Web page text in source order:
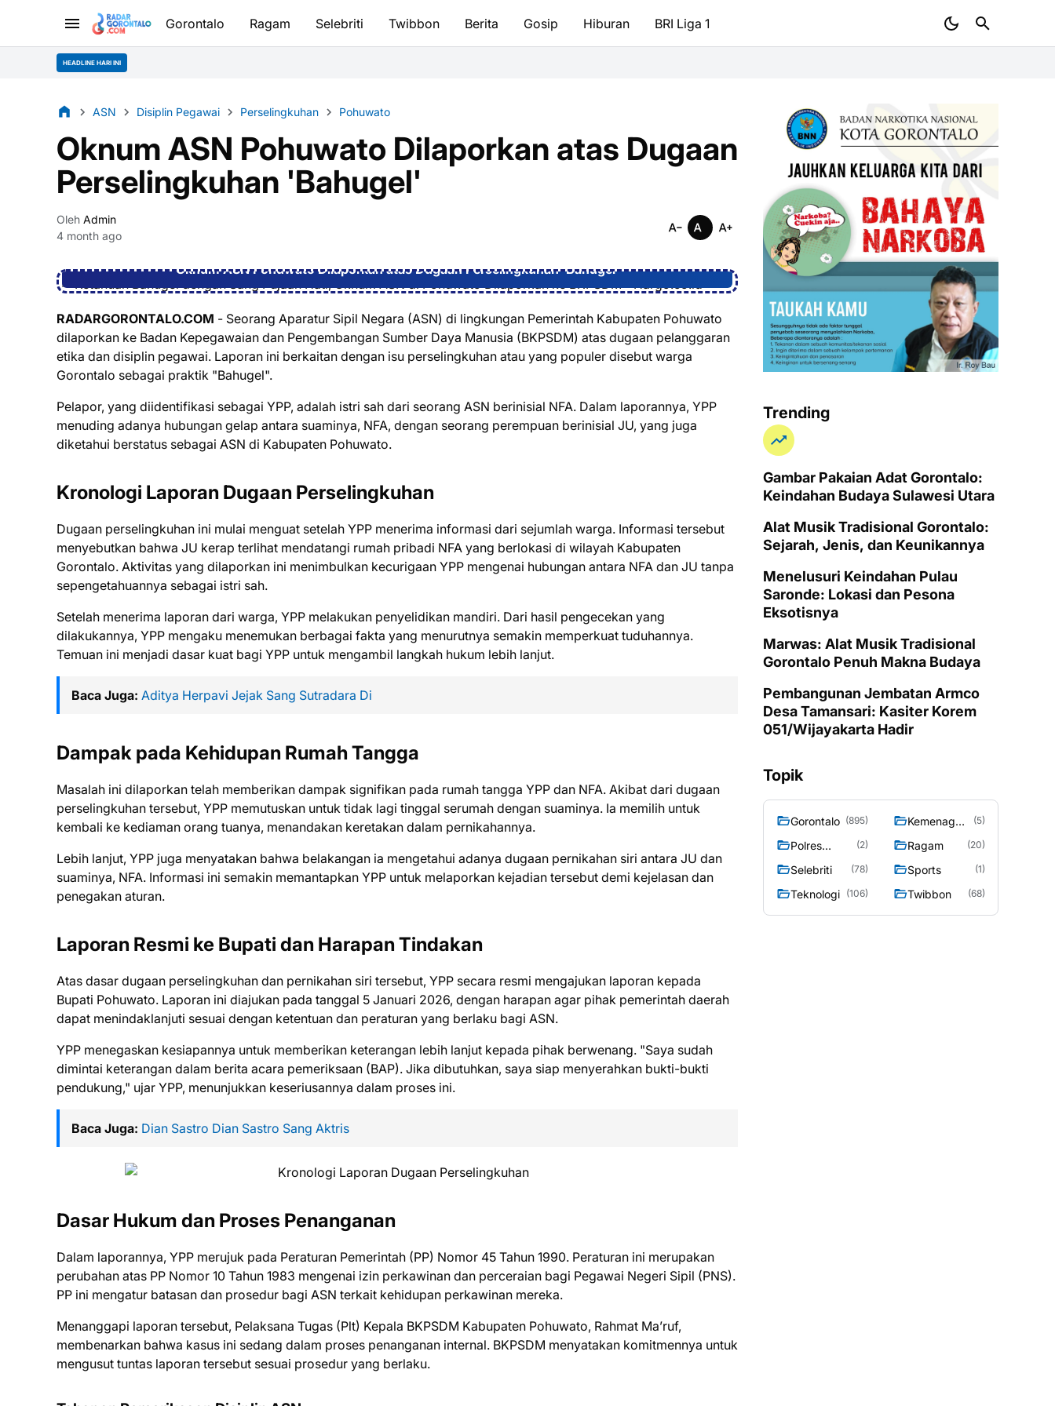
Gorontalo Ragam Selebriti Twibbon Berita Gosip Hiburan BRI Liga 1
HEADLINE HARI INI
ASN Disiplin Pegawai Perselingkuhan Pohuwato
Oknum ASN Pohuwato Dilaporkan atas Dugaan
Perselingkuhan 'Bahugel'
Oleh Admin
4 month ago
Oknum ASN Pohuwato Dilaporkan atas Dugaan Perselingkuhan 'Bahugel'
RADARGORONTALO.COM - Seorang Aparatur Sipil Negara (ASN) di lingkungan Pemerintah Kabupaten Pohuwato
dilaporkan ke Badan Kepegawaian dan Pengembangan Sumber Daya Manusia (BKPSDM) atas dugaan pelanggaran
etika dan disiplin pegawai. Laporan ini berkaitan dengan isu perselingkuhan atau yang populer disebut warga
Gorontalo sebagai praktik "Bahugel".
Pelapor, yang diidentifikasi sebagai YPP, adalah istri sah dari seorang ASN berinisial NFA. Dalam laporannya, YPP
menuding adanya hubungan gelap antara suaminya, NFA, dengan seorang perempuan berinisial JU, yang juga
diketahui berstatus sebagai ASN di Kabupaten Pohuwato.
Kronologi Laporan Dugaan Perselingkuhan
Dugaan perselingkuhan ini mulai menguat setelah YPP menerima informasi dari sejumlah warga. Informasi tersebut
menyebutkan bahwa JU kerap terlihat mendatangi rumah pribadi NFA yang berlokasi di wilayah Kabupaten
Gorontalo. Aktivitas yang dilaporkan ini menimbulkan kecurigaan YPP mengenai hubungan antara NFA dan JU tanpa
sepengetahuannya sebagai istri sah.
Setelah menerima laporan dari warga, YPP melakukan penyelidikan mandiri. Dari hasil pengecekan yang
dilakukannya, YPP mengaku menemukan berbagai fakta yang menurutnya semakin memperkuat tuduhannya.
Temuan ini menjadi dasar kuat bagi YPP untuk mengambil langkah hukum lebih lanjut.
Baca Juga: Aditya Herpavi Jejak Sang Sutradara Di
Dampak pada Kehidupan Rumah Tangga
Masalah ini dilaporkan telah memberikan dampak signifikan pada rumah tangga YPP dan NFA. Akibat dari dugaan
perselingkuhan tersebut, YPP memutuskan untuk tidak lagi tinggal serumah dengan suaminya. Ia memilih untuk
kembali ke kediaman orang tuanya, menandakan keretakan dalam pernikahannya.
Lebih lanjut, YPP juga menyatakan bahwa belakangan ia mengetahui adanya dugaan pernikahan siri antara JU dan
suaminya, NFA. Informasi ini semakin memantapkan YPP untuk melaporkan kejadian tersebut demi kejelasan dan
penegakan aturan.
Laporan Resmi ke Bupati dan Harapan Tindakan
Atas dasar dugaan perselingkuhan dan pernikahan siri tersebut, YPP secara resmi mengajukan laporan kepada
Bupati Pohuwato. Laporan ini diajukan pada tanggal 5 Januari 2026, dengan harapan agar pihak pemerintah daerah
dapat menindaklanjuti sesuai dengan ketentuan dan peraturan yang berlaku bagi ASN.
YPP menegaskan kesiapannya untuk memberikan keterangan lebih lanjut kepada pihak berwenang. "Saya sudah
dimintai keterangan dalam berita acara pemeriksaan (BAP). Jika dibutuhkan, saya siap menyerahkan bukti-bukti
pendukung," ujar YPP, menunjukkan keseriusannya dalam proses ini.
Baca Juga: Dian Sastro Dian Sastro Sang Aktris
Dasar Hukum dan Proses Penanganan
Dalam laporannya, YPP merujuk pada Peraturan Pemerintah (PP) Nomor 45 Tahun 1990. Peraturan ini merupakan
perubahan atas PP Nomor 10 Tahun 1983 mengenai izin perkawinan dan perceraian bagi Pegawai Negeri Sipil (PNS).
PP ini mengatur batasan dan prosedur bagi ASN terkait kehidupan perkawinan mereka.
Menanggapi laporan tersebut, Pelaksana Tugas (Plt) Kepala BKPSDM Kabupaten Pohuwato, Rahmat Ma’ruf,
membenarkan bahwa kasus ini sedang dalam proses penanganan internal. BKPSDM menyatakan komitmennya untuk
mengusut tuntas laporan tersebut sesuai prosedur yang berlaku.
Trending
Gambar Pakaian Adat Gorontalo:
Keindahan Budaya Sulawesi Utara
Alat Musik Tradisional Gorontalo:
Sejarah, Jenis, dan Keunikannya
Menelusuri Keindahan Pulau
Saronde: Lokasi dan Pesona
Eksotisnya
Marwas: Alat Musik Tradisional
Gorontalo Penuh Makna Budaya
Pembangunan Jembatan Armco
Desa Tamansari: Kasiter Korem
051/Wijayakarta Hadir
Topik
Gorontalo (895)
Kemenag
(5)
Polres
(2) Ragam (20)
Selebriti (78) Sports (1)
Teknologi (106) Twibbon (68)